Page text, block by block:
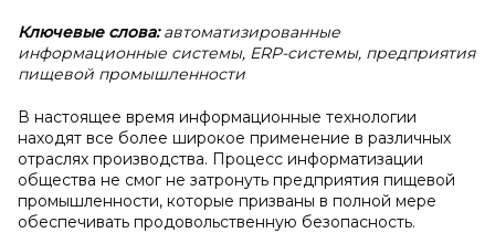
Ключевые слова:автоматизированные
информационные системы, ERP-системы, предприятия
пищевой промышленности
В настоящее время информационные технологии
находят все более широкое применение в различных
отраслях производства. Процесс информатизации
общества не смог не затронуть предприятия пищевой
промышленности, которые призваны в полной мере
обеспечивать продовольственную безопасность.